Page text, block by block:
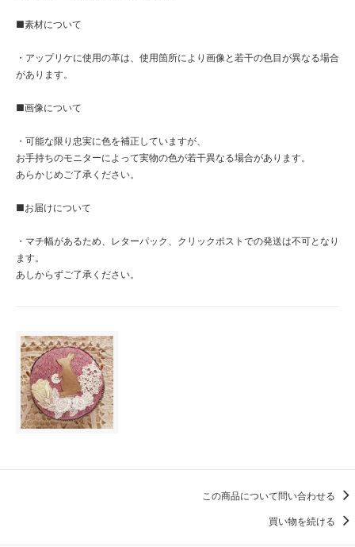
■素材について
・アップリケに使用の革は、使用箇所により画像と若干の色目が異なる場合
があります。
■画像について
・可能な限り忠実に色を補正していますが、
お手持ちのモニターによって実物の色が若干異なる場合があります。
あらかじめご了承ください。
■お届けについて
・マチ幅があるため、レターパック、クリックポストでの発送は不可となり
ます。
あしからずご了承ください。
この商品について問い合わせる
買い物を続ける